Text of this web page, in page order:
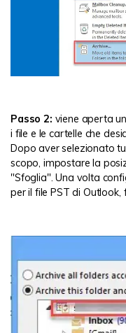
Passo 2: viene aperta
i file e le cartelle che
Dopo aver selezionato
scopo, impostare la
"Sfoglia". Una volta
per il file PST di Outlook,